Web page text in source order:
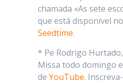
chamada «As sete
que está disponível
Seedtime.
* Pe Rodrigo
Missa todo domingo
de YouTube.